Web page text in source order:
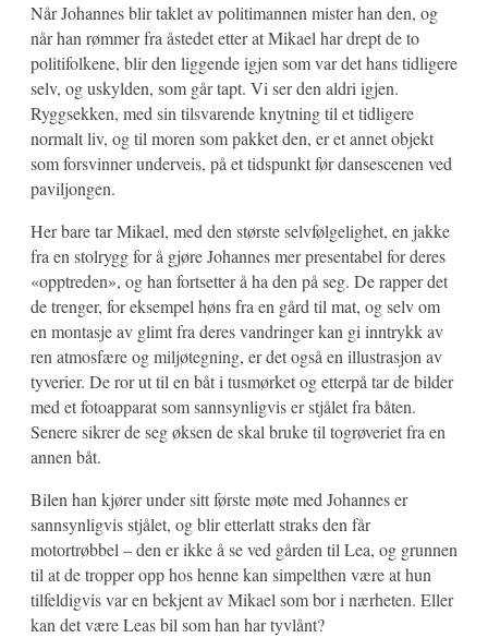
Når Johannes blir taklet av politimannen mister han den, og
når han rømmer fra åstedet etter at Mikael har drept de to
politifolkene, blir den liggende igjen som var det hans tidligere
selv, og uskylden, som går tapt. Vi ser den aldri igjen.
Ryggsekken, med sin tilsvarende knytning til et tidligere
normalt liv, og til moren som pakket den, er et annet objekt
som forsvinner underveis, på et tidspunkt før dansescenen ved
paviljongen.
Her bare tar Mikael, med den største selvfølgelighet, en jakke
fra en stolrygg for å gjøre Johannes mer presentabel for deres
«opptreden», og han fortsetter å ha den på seg. De rapper det
de trenger, for eksempel høns fra en gård til mat, og selv om
en montasje av glimt fra deres vandringer kan gi inntrykk av
ren atmosfære og miljøtegning, er det også en illustrasjon av
tyverier. De ror ut til en båt i tusmørket og etterpå tar de bilder
med et fotoapparat som sannsynligvis er stjålet fra båten.
Senere sikrer de seg øksen de skal bruke til togrøveriet fra en
annen båt.
Bilen han kjører under sitt første møte med Johannes er
sannsynligvis stjålet, og blir etterlatt straks den får
motortrøbbel – den er ikke å se ved gården til Lea, og grunnen
til at de tropper opp hos henne kan simpelthen være at hun
tilfeldigvis var en bekjent av Mikael som bor i nærheten. Eller
kan det være Leas bil som han har tyvlånt?